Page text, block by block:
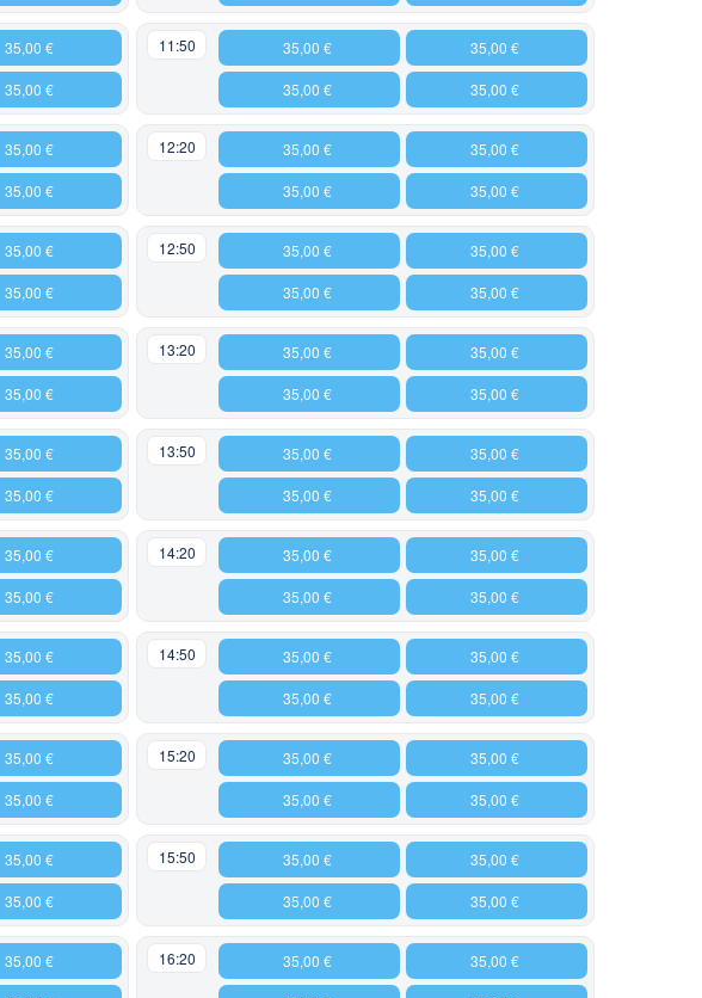
35,00 €
35,00 €
11:50 35,00 €
35,00 €
35,00 €
35,00 €
35,00 €
35,00 €
12:20 35,00 €
35,00 €
35,00 €
35,00 €
35,00 €
35,00 €
12:50 35,00 €
35,00 €
35,00 €
35,00 €
35,00 €
35,00 €
13:20 35,00 €
35,00 €
35,00 €
35,00 €
35,00 €
35,00 €
13:50 35,00 €
35,00 €
35,00 €
35,00 €
35,00 €
35,00 €
14:20 35,00 €
35,00 €
35,00 €
35,00 €
35,00 €
35,00 €
14:50 35,00 €
35,00 €
35,00 €
35,00 €
35,00 €
35,00 €
15:20 35,00 €
35,00 €
35,00 €
35,00 €
35,00 €
35,00 €
15:50 35,00 €
35,00 €
35,00 €
35,00 €
35,00 € 16:20 35,00 € 35,00 €